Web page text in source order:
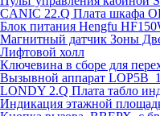
CANIC 22.Q Плата шкафа
Блок питания Hengfu
Магнитный датчик Зоны
Лифтовой холл
Ключевина в сборе для
Вызывной аппарат
LONDY 2.Q Плата табло
Индикация этажной